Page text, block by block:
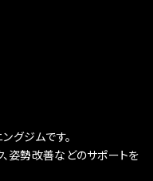
グジムです。
、姿勢改善などのサポートを